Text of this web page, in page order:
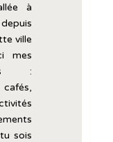
à
depuis
ville
mes
:
cafés,
tusois